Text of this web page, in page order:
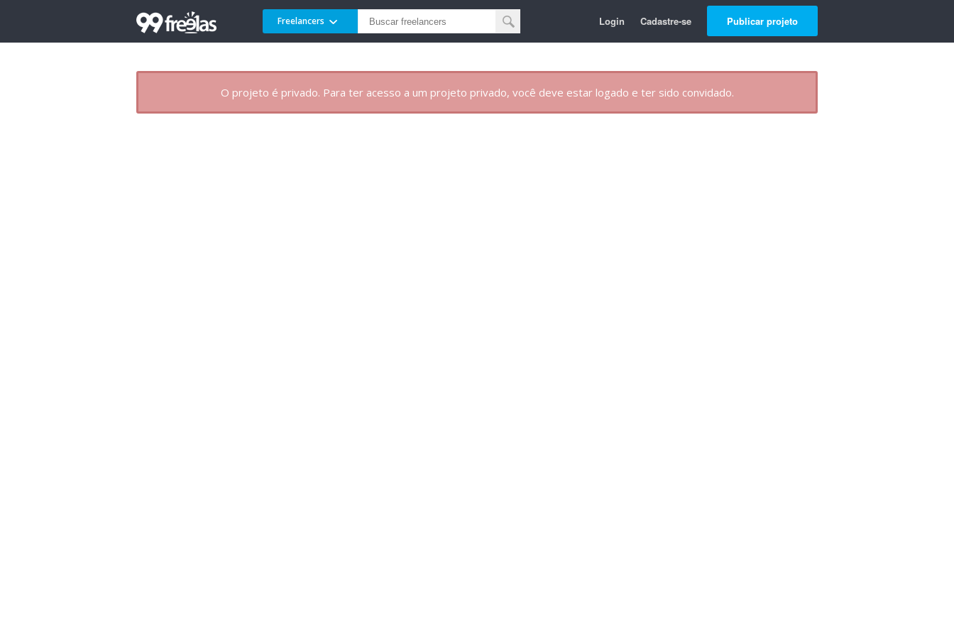
Freelancers Login Cadastre-se Publicar projeto
O projeto é privado. Para ter acesso a um projeto privado, você deve estar logado e ter sido convidado.